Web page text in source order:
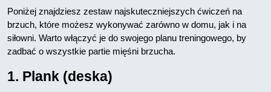
Poniżej znajdziesz zestaw najskuteczniejszych ćwiczeń na
brzuch, które możesz wykonywać zarówno w domu, jak i na
siłowni. Warto włączyć je do swojego planu treningowego, by
zadbać o wszystkie partie mięśni brzucha.
1. Plank (deska)